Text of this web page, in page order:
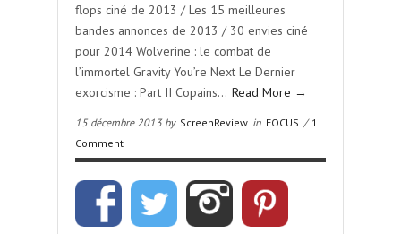
flops ciné de 2013 / Les 15 meilleures
bandes annonces de 2013 / 30 envies ciné
pour 2014 Wolverine : le combat de
l’immortel Gravity You’re Next Le Dernier
exorcisme : Part II Copains… Read More →
15 décembre 2013 by ScreenReview in FOCUS / 1
Comment